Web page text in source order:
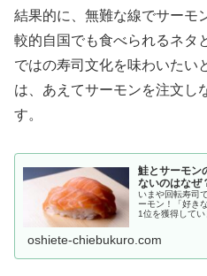
結果的に、無難な線でサーモ
較的自国でも食べられるネタ
ではの寿司文化を味わいたい
は、あえてサーモンを注文し
す。
鮭とサーモン
ないのはなぜ
いまや回転寿司
ーモン！「好き
1位を獲得して
問に思ったこと
oshiete-chiebukuro.com